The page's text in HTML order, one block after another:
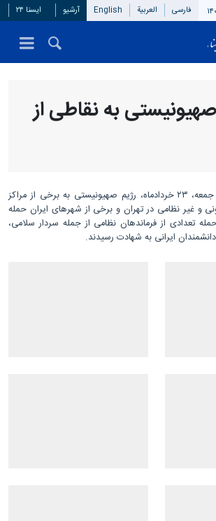
فارسی العربیة English آرشیو ایسنا ۲۴
به نقاطی از
سحرگاه امروز، جمعه، ۲۳ خردادماه، رژیم صهیونیستی به برخی از مراکز
و غیر نظامی در تهران و برخی از شهرهای ایران حمله
تعدادی از فرماندهان نظامی از جمله سردار سلامی،
ایرانی به شهادت رسیدند.